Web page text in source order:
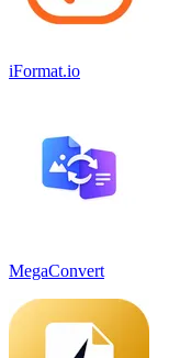
iFormat.io
MegaConvert